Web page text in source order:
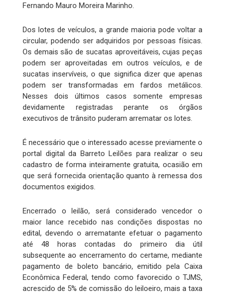
Fernando Mauro Moreira Marinho.
Dos lotes de veículos, a grande maioria pode voltar a
circular, podendo ser adquiridos por pessoas físicas.
Os demais são de sucatas aproveitáveis, cujas peças
podem ser aproveitadas em outros veículos, e de
sucatas inservíveis, o que significa dizer que apenas
podem ser transformadas em fardos metálicos.
Nesses dois últimos casos somente empresas
devidamente registradas perante os órgãos
executivos de trânsito puderam arrematar os lotes.
É necessário que o interessado acesse previamente o
portal digital da Barreto Leilões para realizar o seu
cadastro de forma inteiramente gratuita, ocasião em
que será fornecida orientação quanto à remessa dos
documentos exigidos.
Encerrado o leilão, será considerado vencedor o
maior lance recebido nas condições dispostas no
edital, devendo o arrematante efetuar o pagamento
até 48 horas contadas do primeiro dia útil
subsequente ao encerramento do certame, mediante
pagamento de boleto bancário, emitido pela Caixa
Econômica Federal, tendo como favorecido o TJMS,
acrescido de 5% de comissão do leiloeiro, mais a taxa